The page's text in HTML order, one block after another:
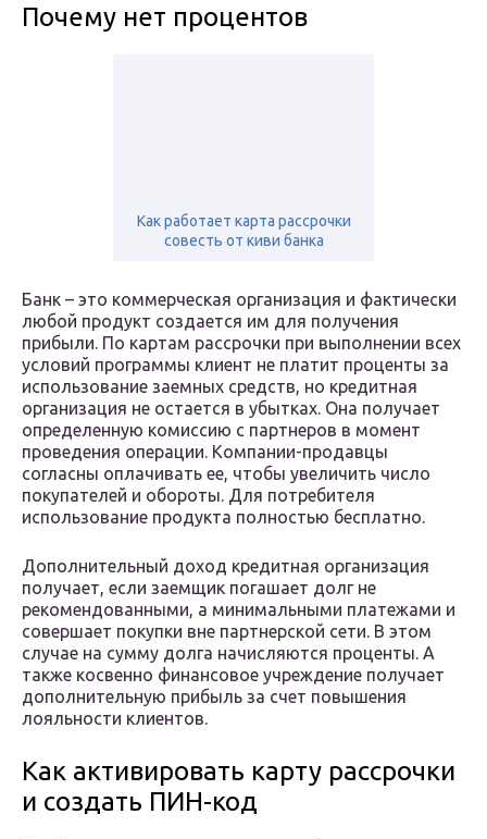
Почему нет процентов
Как работает карта рассрочки
совесть от киви банка
Банк – это коммерческая организация и фактически
любой продукт создается им для получения
прибыли. По картам рассрочки при выполнении всех
условий программы клиент не платит проценты за
использование заемных средств, но кредитная
организация не остается в убытках. Она получает
определенную комиссию с партнеров в момент
проведения операции. Компании-продавцы
согласны оплачивать ее, чтобы увеличить число
покупателей и обороты. Для потребителя
использование продукта полностью бесплатно.
Дополнительный доход кредитная организация
получает, если заемщик погашает долг не
рекомендованными, а минимальными платежами и
совершает покупки вне партнерской сети. В этом
случае на сумму долга начисляются проценты. А
также косвенно финансовое учреждение получает
дополнительную прибыль за счет повышения
лояльности клиентов.
Как активировать карту рассрочки
и создать ПИН-код